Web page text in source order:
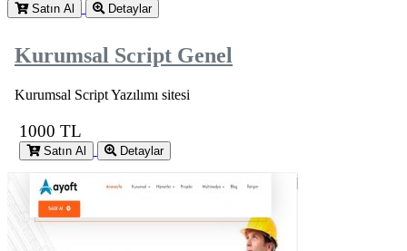
Satın Al Detaylar
Kurumsal Script Genel
Kurumsal Script Yazılımı sitesi
1000 TL
Satın Al Detaylar